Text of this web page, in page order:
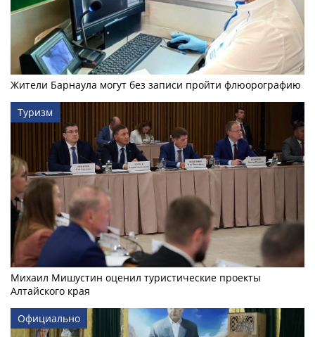
Жители Барнаула могут без записи пройти флюорографию
Туризм
Михаил Мишустин оценил туристические проекты
Алтайского края
Официально